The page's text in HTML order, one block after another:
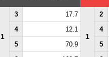
1
3 17.7
1
2
4 12.1
4
5 70.9
5